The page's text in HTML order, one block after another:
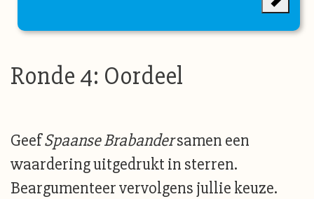
Ronde 4: Oordeel
GeefSpaanse Brabandersamen een
waardering uitgedrukt in sterren.
Beargumenteer vervolgens jullie keuze.